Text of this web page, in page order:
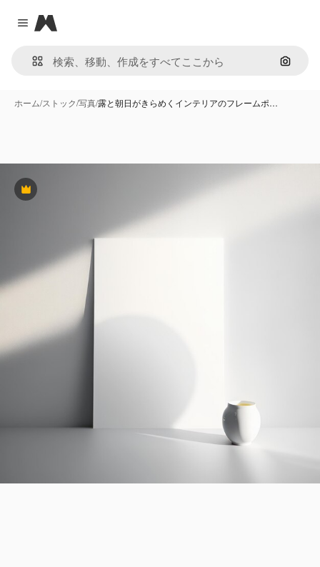
Close menu
Magnific
画像で
ホーム/ストック/写真/露と朝日がきらめくインテリアのフレームポ…
Premium